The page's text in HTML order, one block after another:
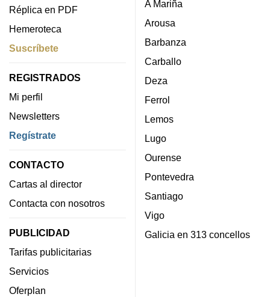
Réplica en PDF
Hemeroteca
Suscríbete
REGISTRADOS
Mi perfil
Newsletters
Regístrate
CONTACTO
Cartas al director
Contacta con nosotros
PUBLICIDAD
Tarifas publicitarias
Servicios
Oferplan
A Mariña
Arousa
Barbanza
Carballo
Deza
Ferrol
Lemos
Lugo
Ourense
Pontevedra
Santiago
Vigo
Galicia en 313 concellos